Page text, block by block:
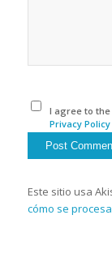
I agree to
Privacy Policy
Este sitio usa
cómo se